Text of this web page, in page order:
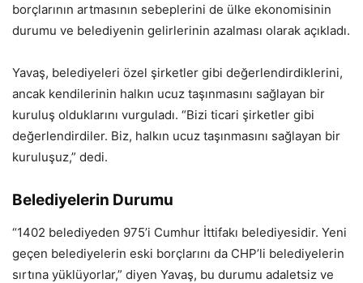
borçlarının artmasının sebeplerini de ülke ekonomisinin
durumu ve belediyenin gelirlerinin azalması olarak açıkladı.
Yavaş, belediyeleri özel şirketler gibi değerlendirdiklerini,
ancak kendilerinin halkın ucuz taşınmasını sağlayan bir
kuruluş olduklarını vurguladı. “Bizi ticari şirketler gibi
değerlendirdiler. Biz, halkın ucuz taşınmasını sağlayan bir
kuruluşuz,” dedi.
Belediyelerin Durumu
“1402 belediyeden 975’i Cumhur İttifakı belediyesidir. Yeni
geçen belediyelerin eski borçlarını da CHP’li belediyelerin
sırtına yüklüyorlar,” diyen Yavaş, bu durumu adaletsiz ve